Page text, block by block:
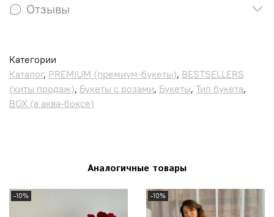
Отзывы
Категории
Каталог, PREMIUM (премиум-букеты), BESTSELLERS
(хиты продаж), Букеты с розами, Букеты, Тип букета,
BOX (в аква-боксе)
Аналогичные товары
-10% -10%